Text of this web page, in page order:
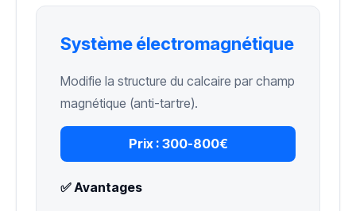
Système électromagnétique
Modifie la structure du calcaire par champ
magnétique (anti-tartre).
Prix : 300-800€
✅ Avantages